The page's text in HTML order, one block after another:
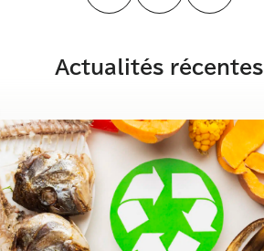
Actualités récentes